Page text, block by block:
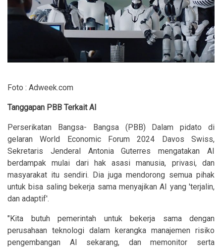
Foto : Adweek.com
Tanggapan PBB Terkait AI
Perserikatan Bangsa- Bangsa (PBB) Dalam pidato di
gelaran World Economic Forum 2024 Davos Swiss,
Sekretaris Jenderal Antonia Guterres mengatakan AI
berdampak mulai dari hak asasi manusia, privasi, dan
masyarakat itu sendiri. Dia juga mendorong semua pihak
untuk bisa saling bekerja sama menyajikan AI yang 'terjalin,
dan adaptif'.
"Kita butuh pemerintah untuk bekerja sama dengan
perusahaan teknologi dalam kerangka manajemen risiko
pengembangan AI sekarang, dan memonitor serta